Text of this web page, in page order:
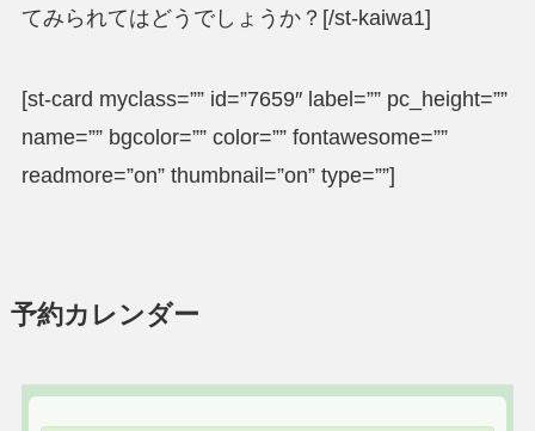
てみられてはどうでしょうか？[/st-kaiwa1]
[st-card myclass=”” id=”7659″ label=”” pc_height=””
name=”” bgcolor=”” color=”” fontawesome=””
readmore=”on” thumbnail=”on” type=””]
予約カレンダー